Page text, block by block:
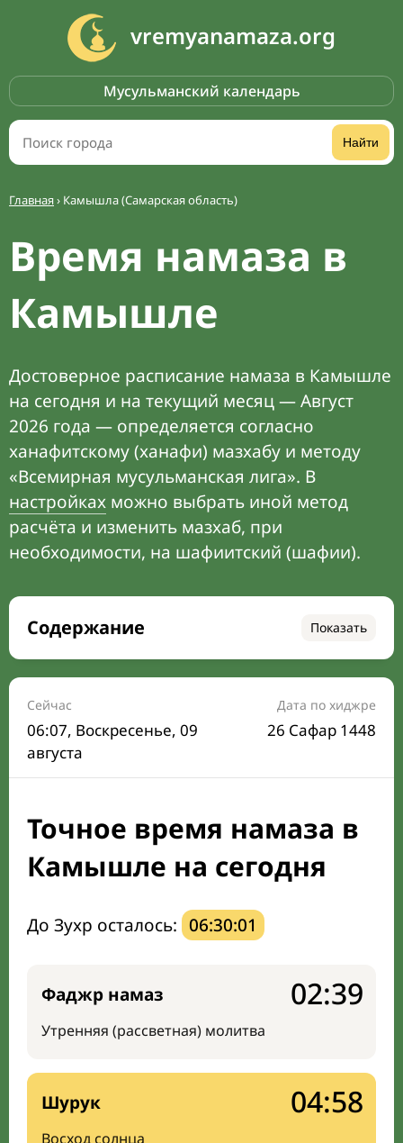
vremyanamaza.org
Мусульманский календарь
Найти
Главная› Камышла (Самарская область)
Время намаза в
Камышле
Достоверное расписание намаза в Камышле
на сегодня и на текущий месяц — Август
2026 года — определяется согласно
ханафитскому (ханафи) мазхабу и методу
«Всемирная мусульманская лига». В
настройках можно выбрать иной метод
расчёта и изменить мазхаб, при
необходимости, на шафиитский (шафии).
Содержание Показать
Время намаза на сегодня
Расписание на месяц
Время Сухура и Ифтара на сегодня
Календарь рамадана
Мечети и молельные комнаты
Направление киблы
Сейчас
06:07, Воскресенье, 09
августа
Дата по хиджре
26 Сафар 1448
Точное время намаза в
Камышле на сегодня
До Зухр осталось: 06:30:00
Фаджр намаз
Утренняя (рассветная) молитва
02:39
Шурук
Восход солнца
04:58